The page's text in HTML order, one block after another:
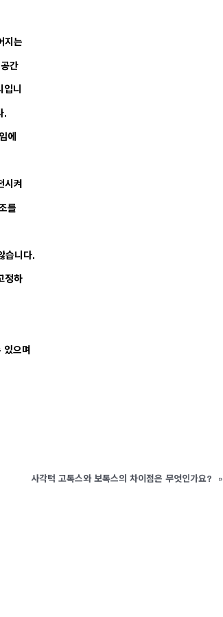
지는
간
니
.
에
시켜
를
습니다.
정하
으며
사각턱 고톡스와 보톡스의 차이점은 무엇인가요? »